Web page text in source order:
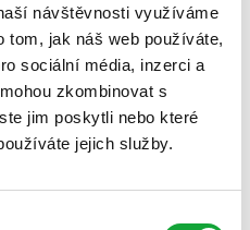
návštěvnosti využíváme
tom, jak náš web používáte,
sociální média, inzerci a
zkombinovat s
jim poskytli nebo které
jejich služby.